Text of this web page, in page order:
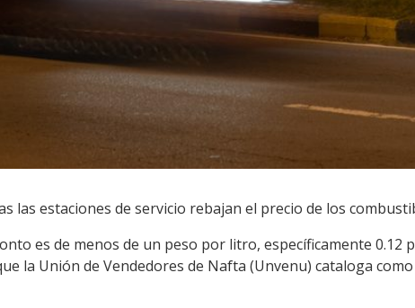
las estaciones de servicio rebajan el precio de los
es de menos de un peso por litro, específicamente 0.12
la Unión de Vendedores de Nafta (Unvenu) cataloga